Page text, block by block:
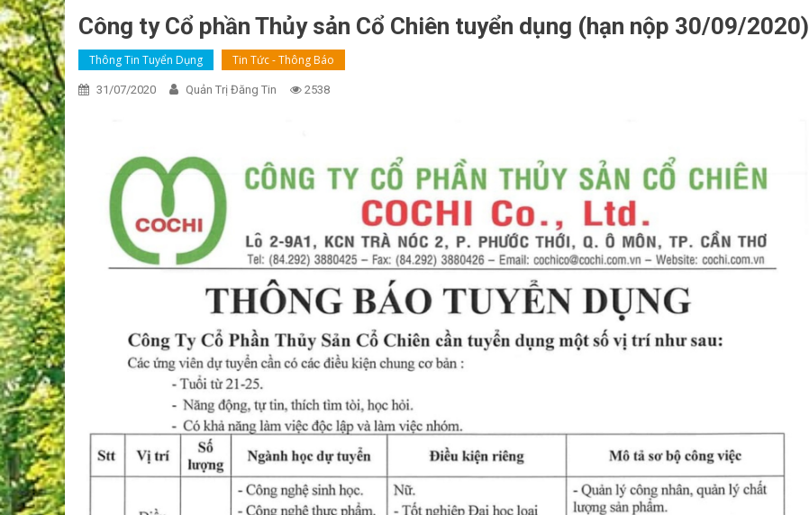
Công ty Cổ phần Thủy sản Cổ Chiên tuyển dụng (hạn nộp 30/09/2020)
Thông Tin Tuyển Dụng Tin Tức - Thông Báo
31/07/2020 Quản Trị Đăng Tin 2538